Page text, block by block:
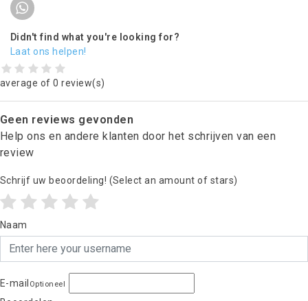
Didn't find what you're looking for?
Laat ons helpen!
average of 0 review(s)
Geen reviews gevonden
Help ons en andere klanten door het schrijven van een
review
Schrijf uw beoordeling! (Select an amount of stars)
Naam
E-mail Optioneel